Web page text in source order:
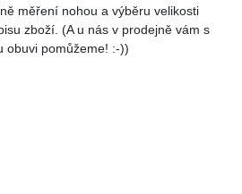
měření nohou a výběru velikosti
zboží. (A u nás v prodejně vám s
obuvi pomůžeme! :-))